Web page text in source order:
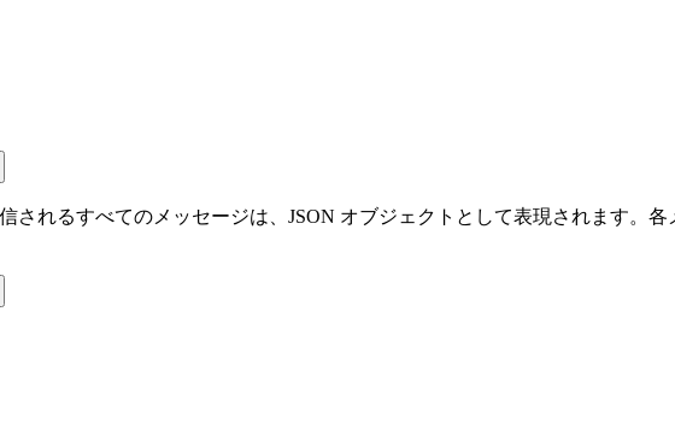
されるすべてのメッセージは、JSON オブジェクトとして表現されます。